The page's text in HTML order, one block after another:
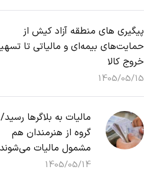
پیگیری های منطقه آزاد کیش از
حمایت‌های بیمه‌ای و مالیاتی تا
خروج کالا
1405/05/15
مالیات به بلاگرها
گروه از هنرمندان هم
مشمول مالیات می‌شوند
1405/05/14